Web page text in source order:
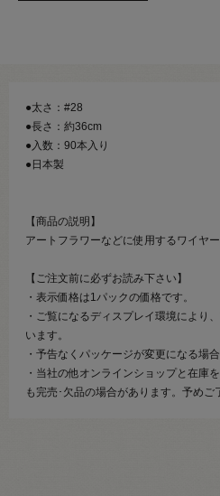
●太さ：#28
●長さ：約36cm
●入数：90本入り
●日本製
【商品の説明】
アートフラワーなどに使用するワイヤー
【ご注文前に必ずお読み下さい】
・表示価格は1パックの価格です。
・ご覧になるディスプレイ環境により
います。
・予告なくパッケージが変更になる場
・当社の他オンラインショップと在庫
も完売･欠品の場合があります。予めご